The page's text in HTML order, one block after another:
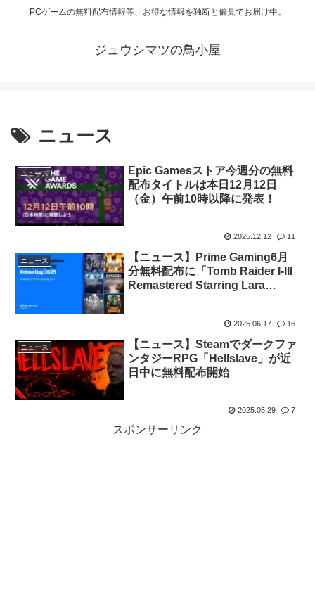
PCゲームの無料配布情報等、お得な情報を独断と偏見でお届け中。
ジュウシマツの鳥小屋
ニュース
ニュース
Epic Gamesストア今週分の無料
配布タイトルは本日12月12日
（金）午前10時以降に発表！
2025.12.12 11
ニュース
【ニュース】Prime Gaming6月
分無料配布に「Tomb Raider I-III
Remastered Starring Lara
2025.06.17 16
ニュース
【ニュース】Steamでダークファ
ンタジーRPG「Hellslave」が近
日中に無料配布開始
2025.05.29 7
スポンサーリンク